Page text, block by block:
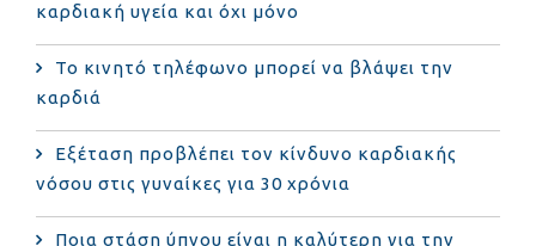
καρδιακή υγεία και όχι μόνο
Το κινητό τηλέφωνο μπορεί να βλάψει την
καρδιά
Eξέταση προβλέπει τον κίνδυνο καρδιακής
νόσου στις γυναίκες για 30 χρόνια
Ποια στάση ύπνου είναι η καλύτερη για την